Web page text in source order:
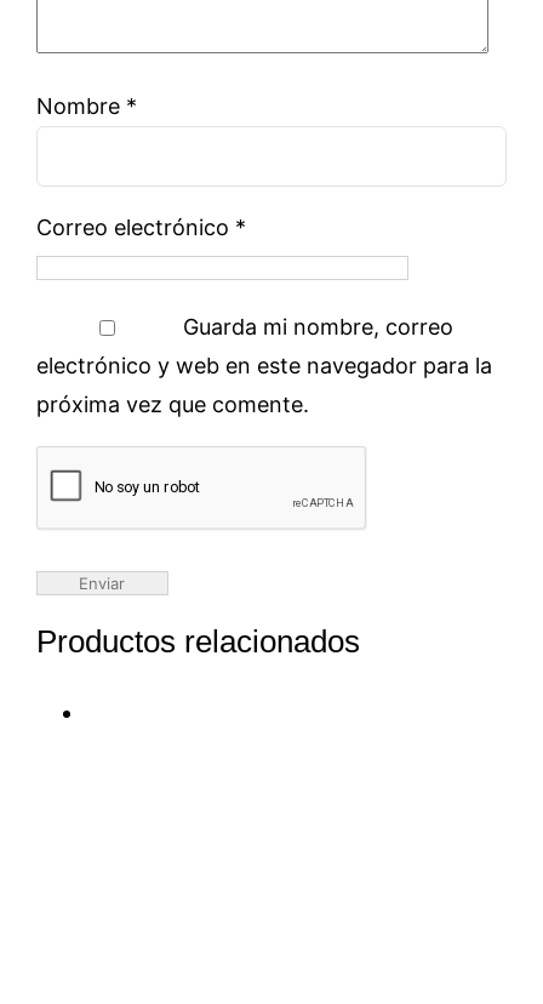
Nombre *
Correo electrónico *
Guarda mi nombre, correo
electrónico y web en este navegador para la
próxima vez que comente.
Productos relacionados